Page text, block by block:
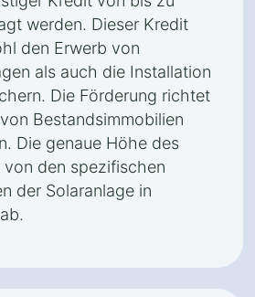
werden. Dieser Kredit
den Erwerb von
als auch die Installation
Die Förderung richtet
Bestandsimmobilien
Die genaue Höhe des
den spezifischen
der Solaranlage in